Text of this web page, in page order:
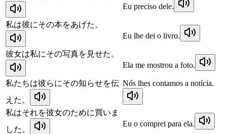
Eu preciso dele.
私は彼にその本をあげた。
Eu lhe dei o livro.
彼女は私にその写真を見せた。
Ela me mostrou a foto.
私たちは彼らにその知らせを伝
えた。
Nós lhes contamos a notícia.
私はそれを彼女のために買いま
した。
Eu o comprei para ela.